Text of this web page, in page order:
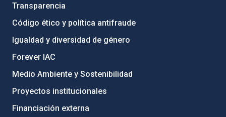
Transparencia
Código ético y política antifraude
Igualdad y diversidad de género
Forever IAC
Medio Ambiente y Sostenibilidad
Proyectos institucionales
Financiación externa